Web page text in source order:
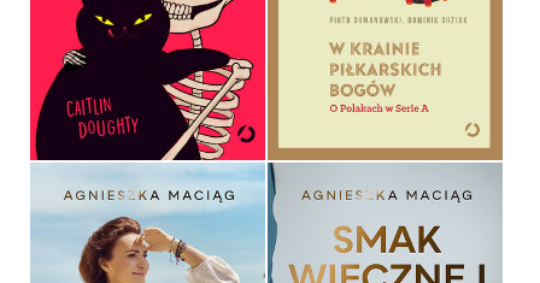
CAITLIN DOUGHTY
OPRAWA MIĘKKA ZE SKRZYDEŁKAMI
39,90 ZŁ
DOMINIK GUZIAK
OPRAWA MIĘKKA ZE SKRZYDEŁKAMI
39,90 ZŁ